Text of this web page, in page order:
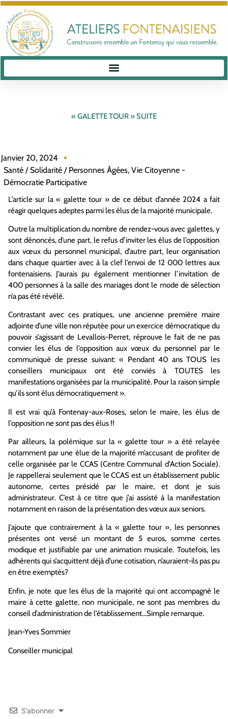
« GALETTE TOUR » SUITE
Janvier 20, 2024
Santé / Solidarité / Personnes Âgées, Vie Citoyenne -
Démocratie Participative
L’article sur la « galette tour »de ce début d’année 2024 afait
réagir quelques adeptes parmi les élusde la majorité municipale.
Outre la multiplication du nombre de rendez-vous avec galettes, y
sont dénoncés,d’une part, le refus d’inviter les élus de l’opposition
aux vœux du personnel municipal, d’autre part, leur organisation
dans chaque quartier avec à la clef l’envoi de 12 000 lettres aux
fontenaisiens. J’aurais pu également mentionnerl’invitation de
400 personnes à la salle des mariages dont le mode de sélection
n’a pas été révélé.
Contrastant avec ces pratiques, une ancienne première maire
adjointe d’une villenon réputée pour un exercice démocratique du
pouvoir s’agissant de Levallois-Perret, réprouve le fait de ne pas
convier les élus de l’opposition aux vœux du personnel par le
communiqué de presse suivant: « Pendant 40 ans TOUS les
conseillers municipaux ont été conviés à TOUTES les
manifestations organisées par la municipalité. Pour la raison simple
qu’ils sont élus démocratiquement».
Il est vrai qu’à Fontenay-aux-Roses, selonle maire,les élus de
l’opposition ne sont pas des élus !!
Par ailleurs, la polémique sur la« galette tour » a été relayée
notamment par une élue de la majorité m’accusant de profiter de
celle organisée par le CCAS (Centre Communal d’Action Sociale).
Je rappellerai seulement que le CCAS est un établissement public
autonome, certes présidé par le maire, et dont je suis
administrateur. C’est à ce titre que j’ai assisté à la manifestation
notammenten raison dela présentation desvœux aux seniors.
J’ajoute que contrairement à la « galette tour », les personnes
présentes ont versé un montantde 5 euros,somme certes
modique et justifiablepar une animationmusicale. Toutefois, les
adhérents quis’acquittentdéjàd’une cotisation, n’auraient-ils pas pu
enêtre exemptés?
Enfin, je note que les élus de la majorité qui ont accompagné le
maire à cette galette, non municipale, ne sont pasmembres du
conseil d’administration de l’établissement…Simple remarque.
Jean-Yves Sommier
Conseiller municipal
S’abonner